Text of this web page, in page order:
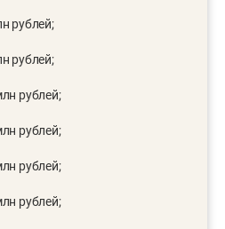
рублей;
рублей;
рублей;
рублей;
рублей;
рублей;